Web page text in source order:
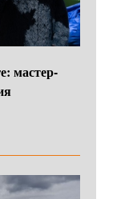
мастер-